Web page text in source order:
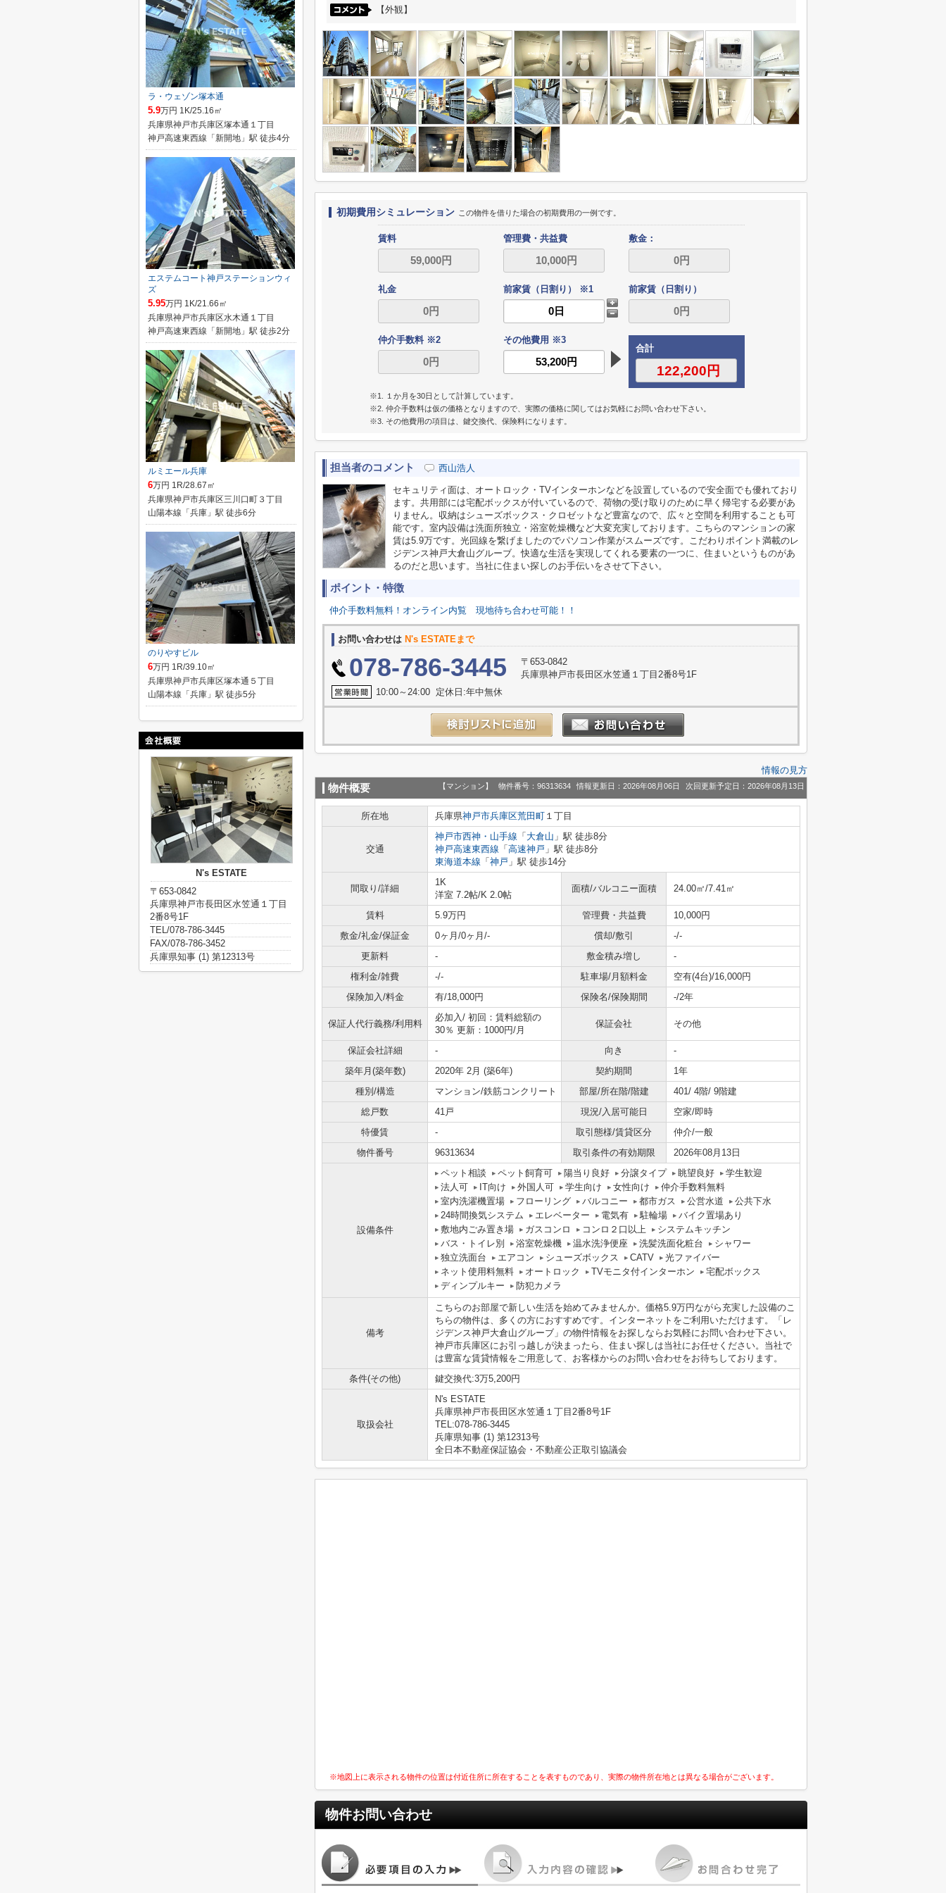
【外観】
初期費用シミュレーション この物件を借りた場合の初期費用の一例です。
賃料 管理費・共益費 敷金：
礼金 前家賃（日割り） ※1 前家賃（日割り）
仲介手数料 ※2
その他費用 ※3
合計
※1. １か月を30日として計算しています。
※2. 仲介手数料は仮の価格となりますので、実際の価格に関してはお気軽にお問い合わせ下さい。
※3. その他費用の項目は、鍵交換代、保険料になります。
担当者のコメント 西山浩人
セキュリティ面は、オートロック・TVインターホンなどを設置しているので安全面でも優れており
ます。共用部には宅配ボックスが付いているので、荷物の受け取りのために早く帰宅する必要があ
りません。収納はシューズボックス・クロゼットなど豊富なので、広々と空間を利用することも可
能です。室内設備は洗面所独立・浴室乾燥機など大変充実しております。こちらのマンションの家
賃は5.9万です。光回線を繋げましたのでパソコン作業がスムーズです。こだわりポイント満載のレ
ジデンス神戸大倉山グルーブ。快適な生活を実現してくれる要素の一つに、住まいというものがあ
るのだと思います。当社に住まい探しのお手伝いをさせて下さい。
ポイント・特徴
仲介手数料無料！オンライン内覧 現地待ち合わせ可能！！
お問い合わせは N's ESTATEまで
078-786-3445
〒653-0842
兵庫県神戸市長田区水笠通１丁目2番8号1F
10:00～24:00 定休日:年中無休
情報の見方
物件概要 【マンション】 物件番号：96313634 情報更新日：2026年08月06日 次回更新予定日：2026年08月13日
所在地 兵庫県神戸市兵庫区荒田町 １丁目
交通
神戸市西神・山手線 「 大倉山 」駅 徒歩8分
神戸高速東西線 「 高速神戸 」駅 徒歩8分
東海道本線 「 神戸 」駅 徒歩14分
間取り/詳細
1K
洋室 7.2帖/K 2.0帖
面積/バルコニー面積 24.00㎡/7.41㎡
賃料 5.9万円 管理費・共益費
10,000円
敷金/礼金/保証金
0ヶ月/0ヶ月/- 償却/敷引
-/-
更新料
- 敷金積み増し
-
権利金/雑費
-/- 駐車場/月額料金
空有(4台)/16,000円
保険加入/料金
有/18,000円 保険名/保険期間 -/2年
保証人代行義務/利用料
必加入/ 初回：賃料総額の
30％ 更新：1000円/月
保証会社 その他
保証会社詳細 - 向き
-
築年月(築年数)
2020年 2月 (築6年) 契約期間
1年
種別/構造
マンション/鉄筋コンクリート 部屋/所在階/階建
401/ 4階/ 9階建
総戸数
41戸 現況/入居可能日
空家/即時
特優賃
- 取引態様/賃貸区分
仲介/一般
物件番号
96313634 取引条件の有効期限 2026年08月13日
設備条件
ペット相談 ペット飼育可 陽当り良好 分譲タイプ 眺望良好
学生歓迎
法人可
IT向け 外国人可 学生向け 女性向け
仲介手数料無料
室内洗濯機置場
フローリング バルコニー 都市ガス 公営水道
公共下水
24時間換気システム
エレベーター 電気有 駐輪場
バイク置場あり
敷地内ごみ置き場
ガスコンロ コンロ２口以上
システムキッチン
バス・トイレ別
浴室乾燥機 温水洗浄便座 洗髪洗面化粧台
シャワー
独立洗面台
エアコン シューズボックス CATV
光ファイバー
ネット使用料無料
オートロック TVモニタ付インターホン
宅配ボックス
ディンプルキー
防犯カメラ
備考
こちらのお部屋で新しい生活を始めてみませんか。価格5.9万円ながら充実した設備のこ
ちらの物件は、多くの方におすすめです。インターネットをご利用いただけます。「レ
ジデンス神戸大倉山グルーブ」の物件情報をお探しならお気軽にお問い合わせ下さい。
神戸市兵庫区にお引っ越しが決まったら、住まい探しは当社にお任せください。当社で
は豊富な賃貸情報をご用意して、お客様からのお問い合わせをお待ちしております。
条件(その他)
鍵交換代:3万5,200円
取扱会社
N's ESTATE
兵庫県神戸市長田区水笠通１丁目2番8号1F
TEL:078-786-3445
兵庫県知事 (1) 第12313号
全日本不動産保証協会・不動産公正取引協議会
※地図上に表示される物件の位置は付近住所に所在することを表すものであり、実際の物件所在地とは異なる場合がございます。
物件お問い合わせ
ラ・ウェゾン塚本通
5.9万円 1K/25.16㎡
兵庫県神戸市兵庫区塚本通１丁目
神戸高速東西線「新開地」駅 徒歩4分
エステムコート神戸ステーションウィ
ズ
5.95万円 1K/21.66㎡
兵庫県神戸市兵庫区水木通１丁目
神戸高速東西線「新開地」駅 徒歩2分
ルミエール兵庫
6万円 1R/28.67㎡
兵庫県神戸市兵庫区三川口町３丁目
山陽本線「兵庫」駅 徒歩6分
のりやすビル
6万円 1R/39.10㎡
兵庫県神戸市兵庫区塚本通５丁目
山陽本線「兵庫」駅 徒歩5分
N's ESTATE
〒653-0842
兵庫県神戸市長田区水笠通１丁目
2番8号1F
TEL/078-786-3445
FAX/078-786-3452
兵庫県知事 (1) 第12313号